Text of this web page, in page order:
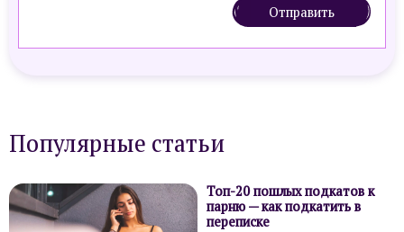
Отправить
Популярные статьи
Топ-20 пошлых подкатов к
парню — как подкатить в
переписке